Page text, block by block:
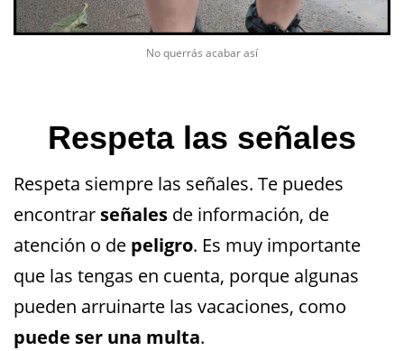
No querrás acabar así
Respeta las señales
Respeta siempre las señales. Te puedes
encontrar señales de información, de
atención o de peligro. Es muy importante
que las tengas en cuenta, porque algunas
pueden arruinarte las vacaciones, como
puede ser una multa.